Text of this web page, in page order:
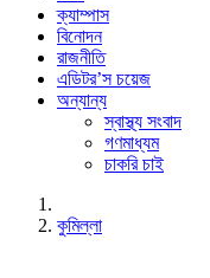
ক্যাম্পাস
বিনোদন
রাজনীতি
এডিটর’স চয়েজ
অন্যান্য
স্বাস্থ্য সংবাদ
গণমাধ্যম
চাকরি চাই
কুমিল্লা